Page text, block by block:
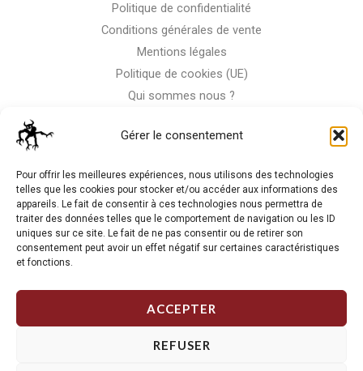
Gérer le consentement
Pour offrir les meilleures expériences, nous utilisons des technologies
telles que les cookies pour stocker et/ou accéder aux informations des
appareils. Le fait de consentir à ces technologies nous permettra de
traiter des données telles que le comportement de navigation ou les ID
uniques sur ce site. Le fait de ne pas consentir ou de retirer son
consentement peut avoir un effet négatif sur certaines caractéristiques
et fonctions.
ACCEPTER
REFUSER
Politique de confidentialité
Conditions générales de vente
Mentions légales
Politique de cookies (UE)
Qui sommes nous ?
La RC n'est pas notre seule passion, venez visiter notre shop
de motos